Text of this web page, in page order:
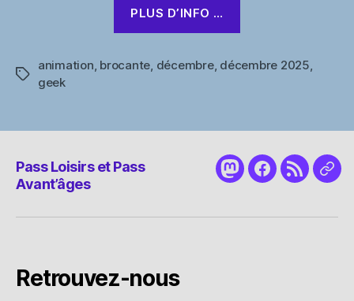
PLUS D’INFO …
Étiquettes
animation, brocante, décembre, décembre 2025,
geek
Pass Loisirs et Pass
Avant’âges
MastodonFacebook
RSS
Retrouvez-nous